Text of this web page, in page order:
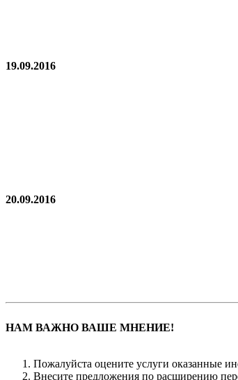
19.09.2016
20.09.2016
НАМ ВАЖНО ВАШЕ МНЕНИЕ!
Пожалуйста оцените услуги оказанные
Внесите предложения по расширению